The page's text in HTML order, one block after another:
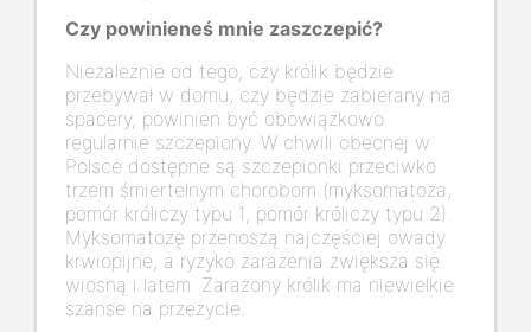
Czy powinieneś mnie zaszczepić?
Niezależnie od tego, czy królik będzie
przebywał w domu, czy będzie zabierany na
spacery, powinien być obowiązkowo
regularnie szczepiony. W chwili obecnej w
Polsce dostępne są szczepionki przeciwko
trzem śmiertelnym chorobom (myksomatoza,
pomór króliczy typu 1, pomór króliczy typu 2).
Myksomatozę przenoszą najczęściej owady
krwiopijne, a ryzyko zarażenia zwiększa się
wiosną i latem. Zarażony królik ma niewielkie
szanse na przeżycie.